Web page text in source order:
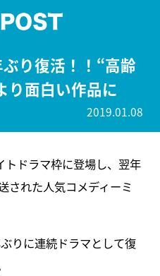
り復活！！“高齢
り面白い作品に
2019.01.08
ドラマ枠に登場し、翌年
された人気コメディーミ
りに連続ドラマとして復